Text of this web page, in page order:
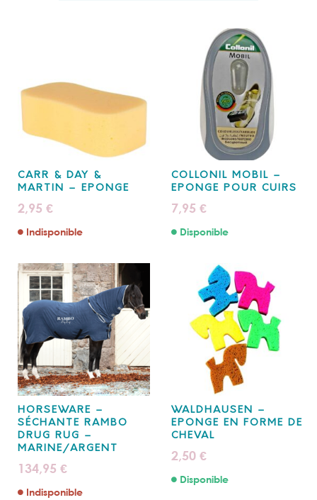
CARR & DAY &
MARTIN – EPONGE
2,95 €
Indisponible
COLLONIL MOBIL –
EPONGE POUR CUIRS
7,95 €
Disponible
HORSEWARE –
SÉCHANTE RAMBO
DRUG RUG –
MARINE/ARGENT
134,95 €
Indisponible
WALDHAUSEN –
EPONGE EN FORME DE
CHEVAL
2,50 €
Disponible